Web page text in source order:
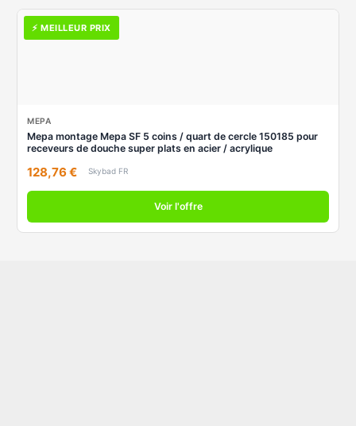
⚡ MEILLEUR PRIX
MEPA
Mepa montage Mepa SF 5 coins / quart de cercle 150185 pour
receveurs de douche super plats en acier / acrylique
128,76 € Skybad FR
Voir l'offre